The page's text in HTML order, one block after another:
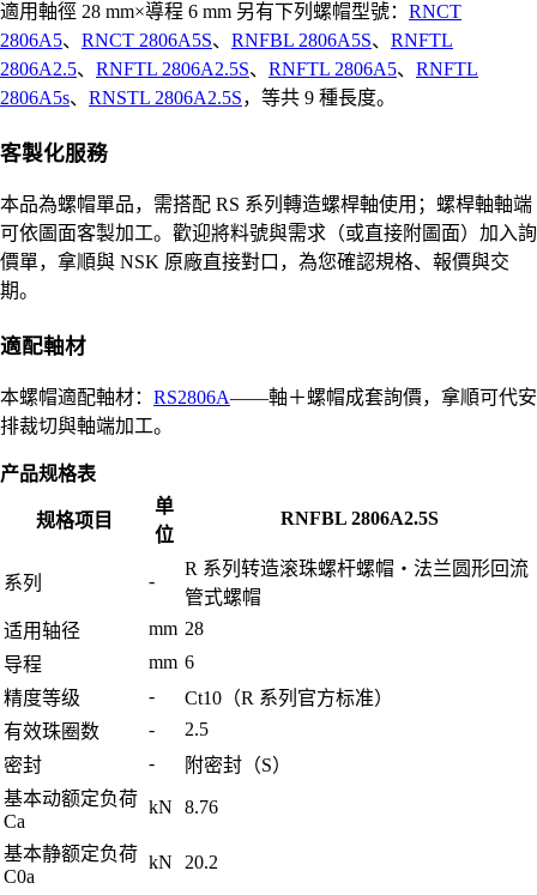
適用軸徑 28 mm×導程 6 mm 另有下列螺帽型號： RNCT
2806A5、 RNCT 2806A5S、 RNFBL 2806A5S、 RNFTL
2806A2.5、 RNFTL 2806A2.5S、 RNFTL 2806A5、 RNFTL
2806A5s、 RNSTL 2806A2.5S，等共 9 種長度。
客製化服務
本品為螺帽單品，需搭配 RS 系列轉造螺桿軸使用；螺桿軸軸端
可依圖面客製加工。歡迎將料號與需求（或直接附圖面）加入詢
價單，拿順與 NSK 原廠直接對口，為您確認規格、報價與交
期。
適配軸材
本螺帽適配軸材： RS2806A——軸＋螺帽成套詢價，拿順可代安
排裁切與軸端加工。
产品规格表
规格项目
单
位
RNFBL 2806A2.5S
系列 -
R 系列转造滚珠螺杆螺帽・法兰圆形回流
管式螺帽
适用轴径
mm 28
导程
mm 6
精度等级
-
Ct10（R 系列官方标准）
有效珠圈数
-
2.5
密封
-
附密封（S）
基本动额定负荷
Ca
kN 8.76
基本静额定负荷
C0a
kN 20.2